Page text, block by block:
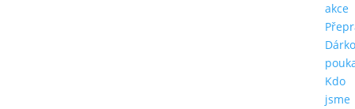
akce
Kdo
jsme